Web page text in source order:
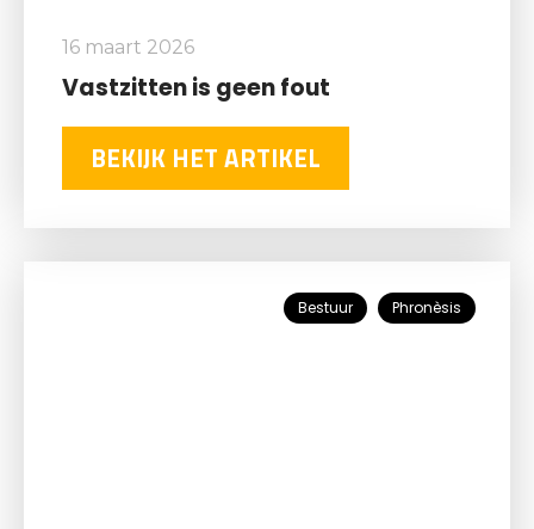
16 maart 2026
Vastzitten is geen fout
BEKIJK HET ARTIKEL
Bestuur Phronèsis